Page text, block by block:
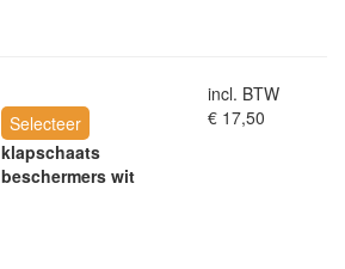
Selecteer
klapschaats
beschermers wit
incl. BTW
€ 17,50